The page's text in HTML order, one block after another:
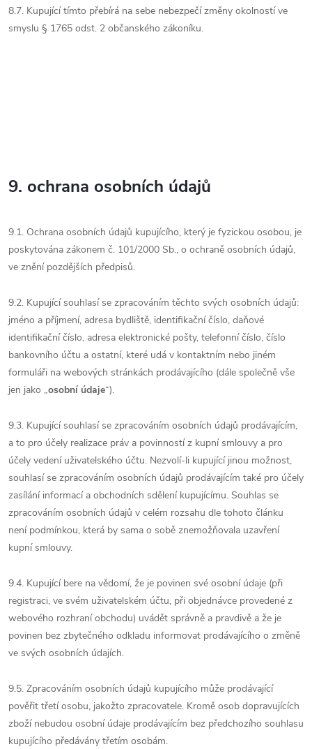
8.7. Kupující tímto přebírá na sebe nebezpečí změny okolností ve
smyslu § 1765 odst. 2 občanského zákoníku.
9. ochrana osobních údajů
9.1. Ochrana osobních údajů kupujícího, který je fyzickou osobou, je
poskytována zákonem č. 101/2000 Sb., o ochraně osobních údajů,
ve znění pozdějších předpisů.
9.2. Kupující souhlasí se zpracováním těchto svých osobních údajů:
jméno a příjmení, adresa bydliště, identifikační číslo, daňové
identifikační číslo, adresa elektronické pošty, telefonní číslo, číslo
bankovního účtu a ostatní, které udá v kontaktním nebo jiném
formuláři na webových stránkách prodávajícího (dále společně vše
jen jako „osobní údaje“).
9.3. Kupující souhlasí se zpracováním osobních údajů prodávajícím,
a to pro účely realizace práv a povinností z kupní smlouvy a pro
účely vedení uživatelského účtu. Nezvolí-li kupující jinou možnost,
souhlasí se zpracováním osobních údajů prodávajícím také pro účely
zasílání informací a obchodních sdělení kupujícímu. Souhlas se
zpracováním osobních údajů v celém rozsahu dle tohoto článku
není podmínkou, která by sama o sobě znemožňovala uzavření
kupní smlouvy.
9.4. Kupující bere na vědomí, že je povinen své osobní údaje (při
registraci, ve svém uživatelském účtu, při objednávce provedené z
webového rozhraní obchodu) uvádět správně a pravdivě a že je
povinen bez zbytečného odkladu informovat prodávajícího o změně
ve svých osobních údajích.
9.5. Zpracováním osobních údajů kupujícího může prodávající
pověřit třetí osobu, jakožto zpracovatele. Kromě osob dopravujících
zboží nebudou osobní údaje prodávajícím bez předchozího souhlasu
kupujícího předávány třetím osobám.